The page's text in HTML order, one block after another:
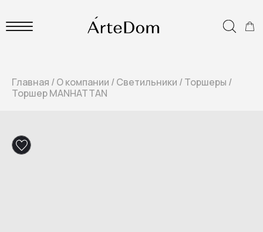
Главная /О компании /Светильники /Торшеры /
Торшер MANHATTAN